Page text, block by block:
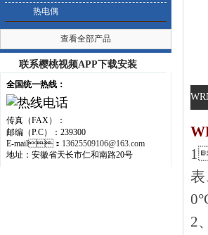
热电偶
查看全部产品
联系樱桃视频APP下载安装
全国统一热线：
传真（FAX）：
邮编（P.C）：239300
E-mail： 13625509106@163.com
地址：安徽省天长市仁和南路20号
表
2、